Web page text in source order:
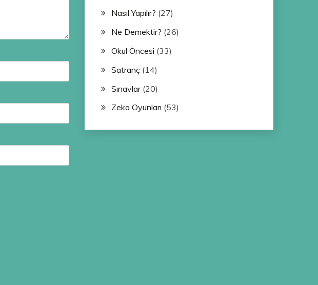
Nasıl Yapılır? (27)
Ne Demektir? (26)
Okul Öncesi (33)
Satranç(14)
Sınavlar(20)
Zeka Oyunları (53)